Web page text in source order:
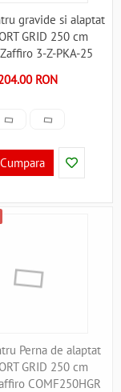
gravide si alaptat
GRID 250 cm
3-Z-PKA-25
RON
Cumpara
Perna de alaptat
GRID 250 cm
COMF250HGR